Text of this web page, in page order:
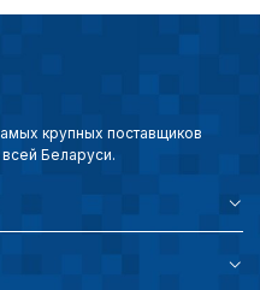
крупных поставщиков
Беларуси.